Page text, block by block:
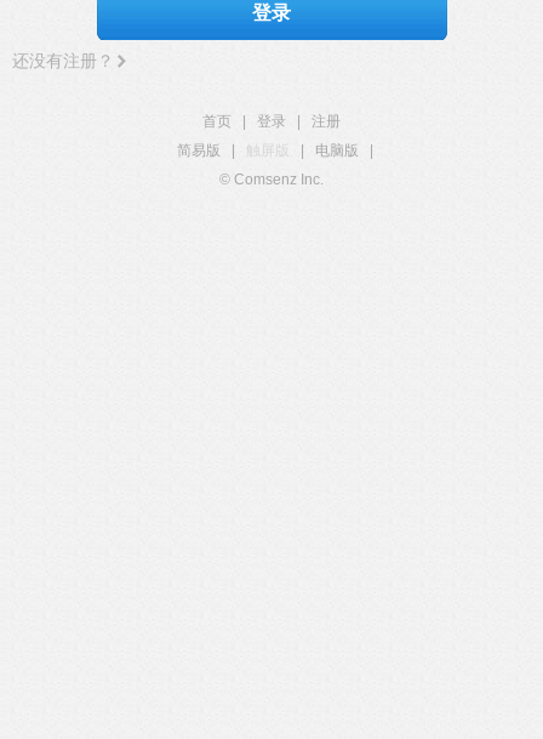
登录
还没有注册？
首页 登录
注册
简易版
触屏版 电脑版
© Comsenz Inc.